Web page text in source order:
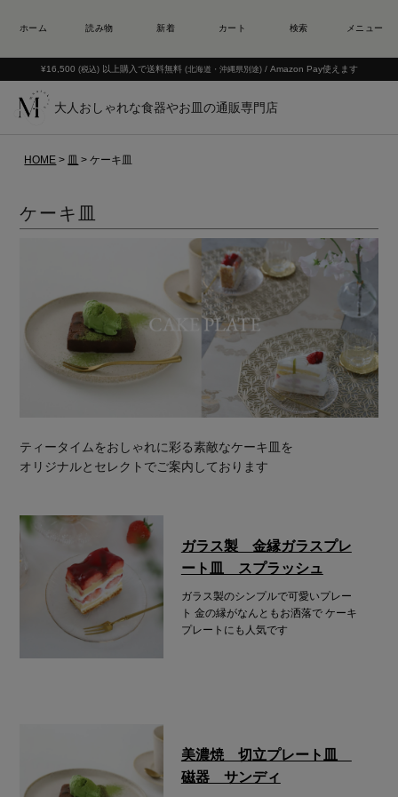
¥16,500 (税込) 以上購入で送料無料 (北海道・沖縄県別途) / Amazon Pay使えます
大人おしゃれな食器やお皿の通販専門店
HOME 皿 ケーキ皿
ケーキ皿
ティータイムをおしゃれに彩る素敵なケーキ皿を
オリジナルとセレクトでご案内しております
ガラス製 金縁ガラスプレ
ート皿 スプラッシュ
ガラス製のシンプルで可愛いプレー
ト 金の縁がなんともお洒落で ケーキ
プレートにも人気です
美濃焼 切立プレート皿
磁器 サンディ